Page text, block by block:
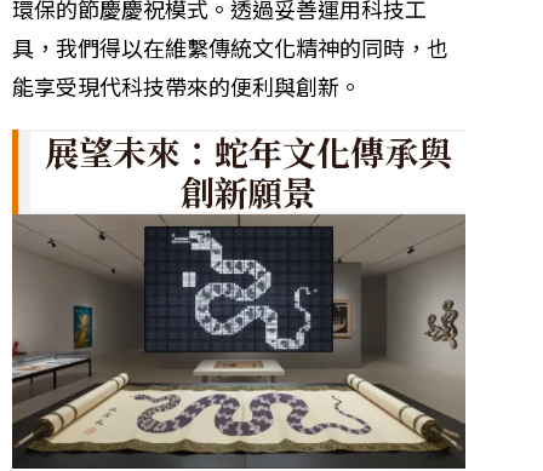
環保的節慶慶祝模式。透過妥善運用科技工
具，我們得以在維繫傳統文化精神的同時，也
能享受現代科技帶來的便利與創新。
展望未來：蛇年文化傳承與
創新願景